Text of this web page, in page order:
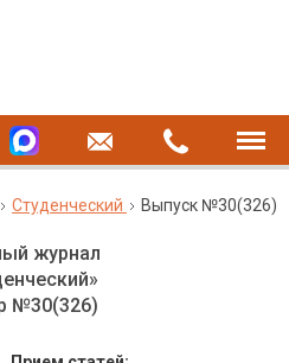
Студенческий Выпуск №30(326)
журнал
№30(326)